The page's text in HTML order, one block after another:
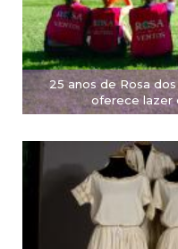
25 anos de Rosa
oferece lazer